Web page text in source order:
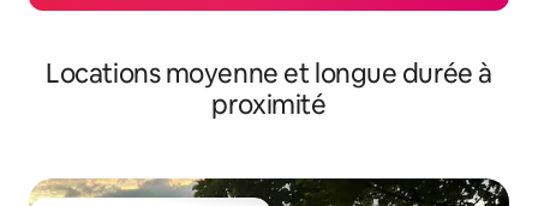
Locations moyenne et longue durée à
proximité